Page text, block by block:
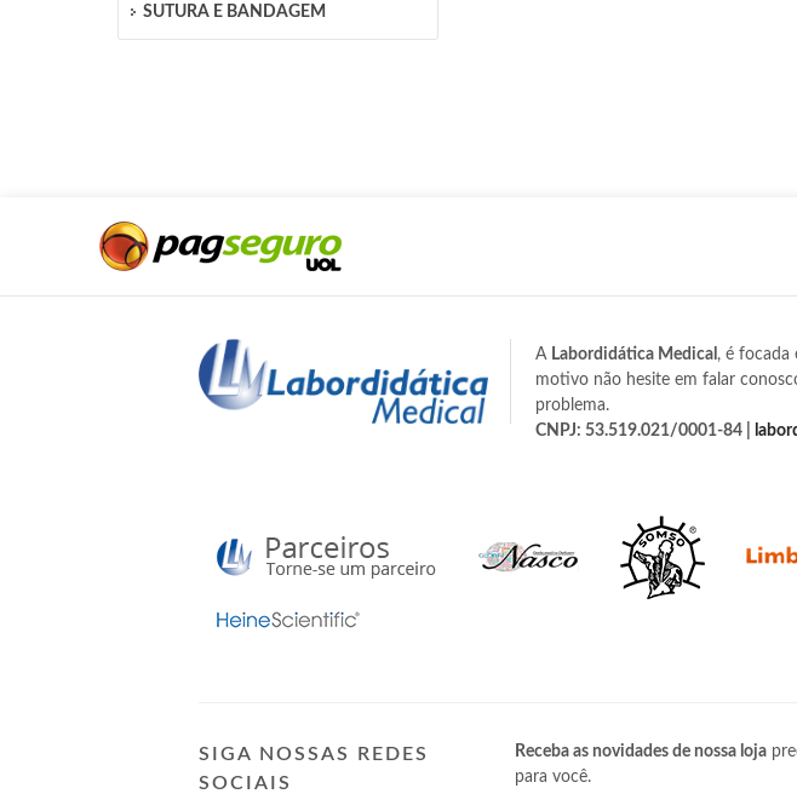
SUTURA E BANDAGEM
A Labordidática Medical , é focada
motivo não hesite em falar
problema.
CNPJ: 53.519.021/0001-84 |
SIGA NOSSAS REDES
SOCIAIS
Receba as novidades de nossa loja
para você.